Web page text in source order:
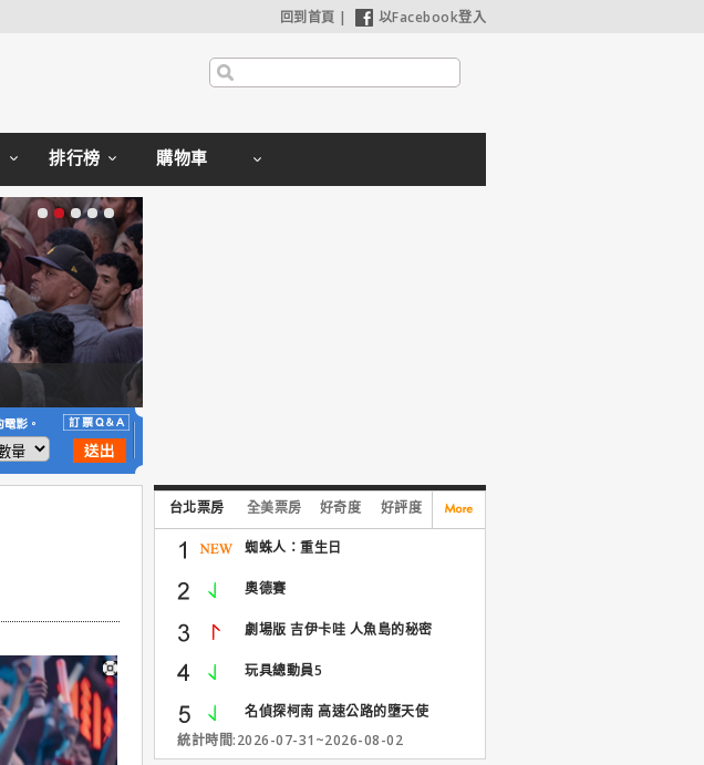
回到首頁 | 以Facebook登入
排行榜 購物車
台北票房 全美票房 好奇度 好評度
蜘蛛人：重生日
奧德賽
劇場版 吉伊卡哇 人魚島的秘密
玩具總動員5
名偵探柯南 高速公路的墮天使
統計時間:2026-07-31~2026-08-02